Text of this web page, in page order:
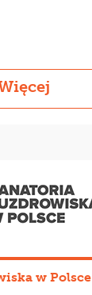
w Polsce